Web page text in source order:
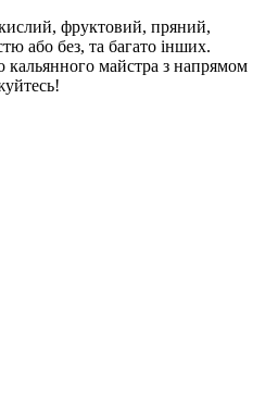
фруктовий, пряний,
або без, та багато інших.
кальянного майстра з напрямом